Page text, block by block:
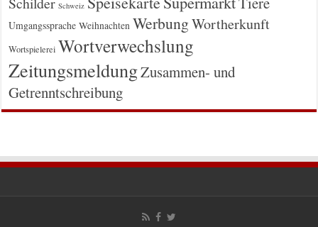
Schweiz
Umgangssprache Weihnachten WerbungWortherkunft
Wortspielerei Wortverwechslung
ZeitungsmeldungZusammen- und
Getrenntschreibung